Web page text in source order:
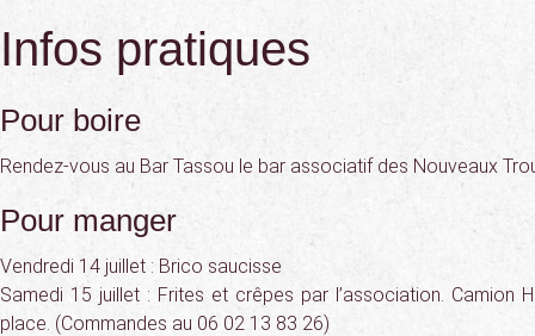
Infos pratiques
Pour boire
Rendez-vous au Bar Tassou le bar associatif des Nouveaux
Pour manger
Vendredi 14 juillet : Brico saucisse
Samedi 15 juillet : Frites et crêpes par l’association. Camion
place. (Commandes au 06 02 13 83 26)